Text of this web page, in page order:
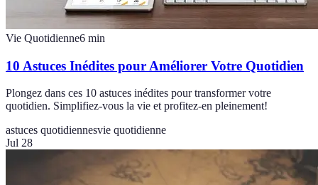
Vie Quotidienne6 min
10 Astuces Inédites pour Améliorer Votre Quotidien
Plongez dans ces 10 astuces inédites pour transformer votre
quotidien. Simplifiez-vous la vie et profitez-en pleinement!
astuces quotidiennesvie quotidienne
Jul 28